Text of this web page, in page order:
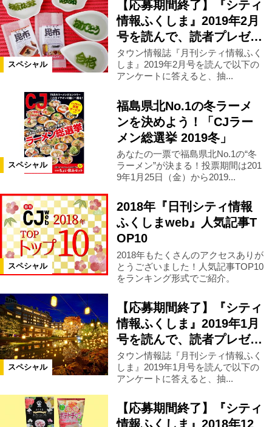
天栄村 玉川村 平田村
古殿町 浅川町 白石市
米沢市 川内村 磐梯町
茨城県
カテゴリ
お知らせ プレゼント
キャンペーン イベント
スペシャル
【応募期間終了】『シティ
情報ふくしま』2019年2月
号を読んで、読者プレゼ…
タウン情報誌『月刊シティ情報ふく
しま』2019年2月号を読んで以下の
アンケートに答えると、抽...
スペシャル
福島県北No.1の冬ラーメ
ンを決めよう！「CJラー
メン総選挙 2019冬」
あなたの一票で福島県北No.1の“冬
ラーメン”が決まる！投票期間は201
9年1月25日（金）から2019...
スペシャル
2018年『日刊シティ情報
ふくしまweb』人気記事T
OP10
2018年もたくさんのアクセスありが
とうございました！人気記事TOP10
をランキング形式でご紹介。
スペシャル
【応募期間終了】『シティ
情報ふくしま』2019年1月
号を読んで、読者プレゼ…
タウン情報誌『月刊シティ情報ふく
しま』2019年1月号を読んで以下の
アンケートに答えると、抽...
【応募期間終了】『シティ
情報ふくしま』2018年12